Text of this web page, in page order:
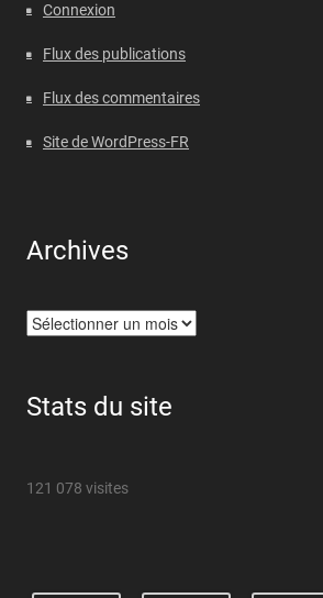
Connexion
Flux des publications
Flux des commentaires
Site de WordPress-FR
Archives
Archives
Stats du site
121 078 visites